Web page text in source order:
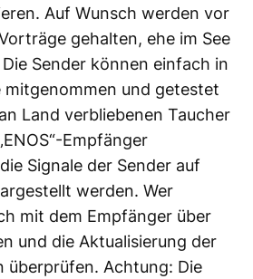
Auf Wunsch werden vor
gehalten, ehe im See
Sender können einfach in
und getestet
Land verbliebenen Taucher
Empfänger
Signale der Sender auf
werden. Wer
mit dem Empfänger über
und die Aktualisierung der
überprüfen. Achtung: Die